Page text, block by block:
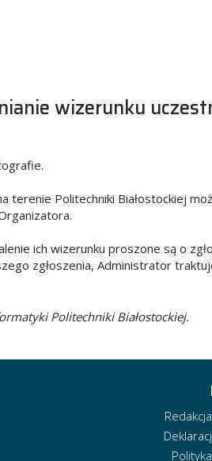
wizerunku
terenie Politechniki Białostockiej
ich wizerunku proszone są o
zgłoszenia, Administrator
Politechniki Białostockiej.